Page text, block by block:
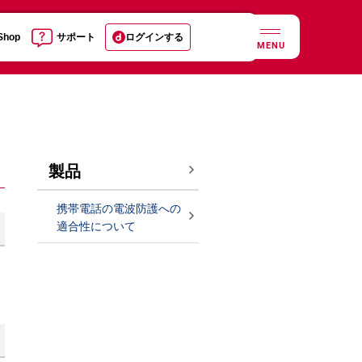
サポート ログインする
MENU
製品
携帯電話の電波防護への
適合性について